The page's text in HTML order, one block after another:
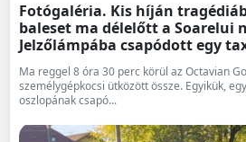
Fotógaléria. Kis híján
baleset ma délelőtt a Soarelui
Jelzőlámpába csapódott egy
Ma reggel 8 óra 30 perc körül az Octavian
személygépkocsi ütközött össze. Egyikük,
oszlopának csapó...